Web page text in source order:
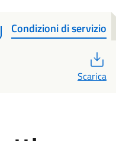
Condizioni di servizio
Scarica